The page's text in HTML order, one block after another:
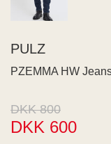
MODA
PULZ
PZEMMA HW
DKK 800
DKK 600